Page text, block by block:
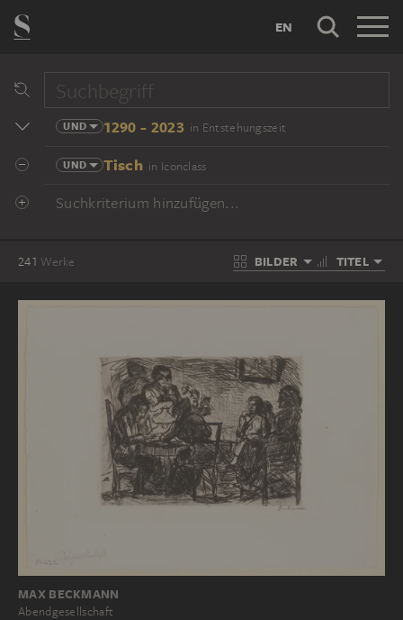
EN
UND 1290 - 2023 in Entstehungszeit
UND Tisch in Iconclass
Suchkriterium hinzufügen...
241 Werke BILDER TITEL
MAX BECKMANN
Abendgesellschaft